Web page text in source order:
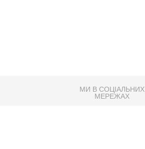
МИ В СОЦІАЛЬНИХ
МЕРЕЖАХ